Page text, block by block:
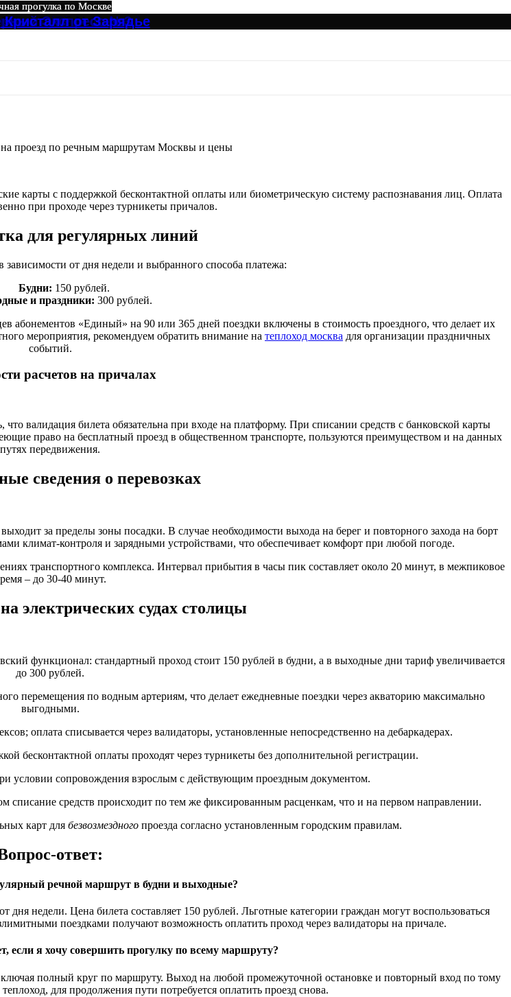
по речным маршрутам Москвы и цены
проезд по речным маршрутам Москвы и цены
карты с поддержкой бесконтактной оплаты или биометрическую систему распознавания лиц. Оплата
при проходе через турникеты причалов.
для регулярных линий
зависимости от дня недели и выбранного способа платежа:
Будни: 150 рублей.
и праздники: 300 рублей.
абонементов «Единый» на 90 или 365 дней поездки включены в стоимость проездного, что делает их
мероприятия, рекомендуем обратить внимание на теплоход москва для организации праздничных
событий.
расчетов на причалах
валидация билета обязательна при входе на платформу. При списании средств с банковской карты
право на бесплатный проезд в общественном транспорте, пользуются преимуществом и на данных
путях передвижения.
сведения о перевозках
за пределы зоны посадки. В случае необходимости выхода на берег и повторного захода на борт
климат-контроля и зарядными устройствами, что обеспечивает комфорт при любой погоде.
транспортного комплекса. Интервал прибытия в часы пик составляет около 20 минут, в межпиковое
– до 30-40 минут.
электрических судах столицы
функционал: стандартный проход стоит 150 рублей в будни, а в выходные дни тариф увеличивается
до 300 рублей.
перемещения по водным артериям, что делает ежедневные поездки через акваторию максимально
выгодными.
оплата списывается через валидаторы, установленные непосредственно на дебаркадерах.
бесконтактной оплаты проходят через турникеты без дополнительной регистрации.
условии сопровождения взрослым с действующим проездным документом.
средств происходит по тем же фиксированным расценкам, что и на первом направлении.
карт для безвозмездного проезда согласно установленным городским правилам.
ответ:
речной маршрут в будни и выходные?
недели. Цена билета составляет 150 рублей. Льготные категории граждан могут воспользоваться
поездками получают возможность оплатить проход через валидаторы на причале.
если я хочу совершить прогулку по всему маршруту?
полный круг по маршруту. Выход на любой промежуточной остановке и повторный вход по тому
для продолжения пути потребуется оплатить проезд снова.
прогулка по Москве
Огни Столицы
прогулка по Москве
Северный №3
прогулка по Москве
Палас (River Palace)
прогулка по Москве
путешествие
прогулка по Москве
Экспресс №3
прогулка по Москве
Кристалл от Зарядье